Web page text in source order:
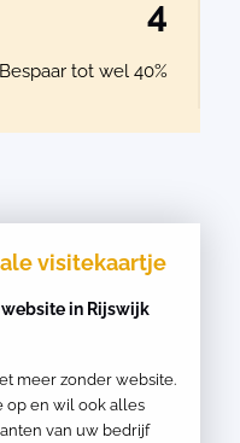
4
Bespaar tot wel 40%
visitekaartje
in Rijswijk
meer zonder website.
op en wil ook alles
van uw bedrijf